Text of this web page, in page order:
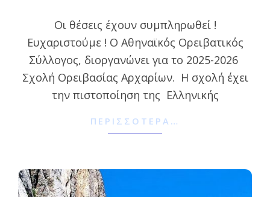
Οι θέσεις έχουν συμπληρωθεί !
Ευχαριστούμε ! Ο Αθηναϊκός Ορειβατικός
Σύλλογος, διοργανώνει για το 2025-2026
Σχολή Ορειβασίας Αρχαρίων. Η σχολή έχει
την πιστοποίηση της Ελληνικής
ΠΕΡΙΣΣΌΤΕΡΑ…